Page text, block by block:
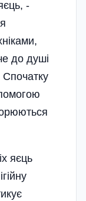
-
до душі
яєць